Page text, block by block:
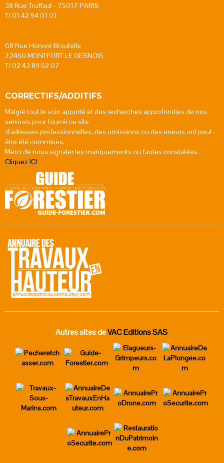
38 Rue Truffaut - 75017 PARIS
T/ 01 42 94 01 01
68 Rue Honoré Broutelle
72450 MONTFORT LE GESNOIS
T/ 02 43 89 52 07
CORRECTIFS/ADDITIFS
Malgré tout le soin apporté et des recherches approfondies de nos
services pour fournir ce site
d’adresses professionnelles, des omissions ou des erreurs ont peut-
être été commises.
Merci de nous signaler les manquements ou fautes constatées.
Cliquez ICI
Autres sites deVAC Editions SAS